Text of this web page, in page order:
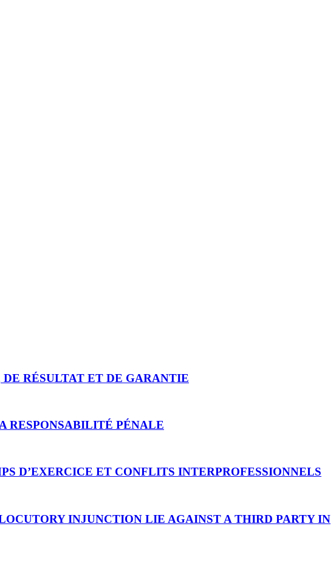
RÉSULTAT ET DE GARANTIE
RESPONSABILITÉ PÉNALE
D’EXERCICE ET CONFLITS INTERPROFESSIONNELS
INJUNCTION LIE AGAINST A THIRD PARTY IN